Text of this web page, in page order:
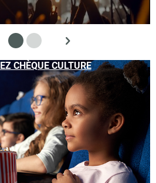
CHÈQUE CULTURE